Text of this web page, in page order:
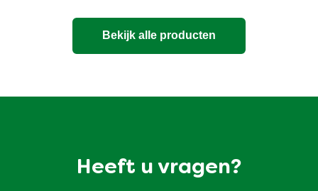
Bekijk alle producten
Heeft u vragen?